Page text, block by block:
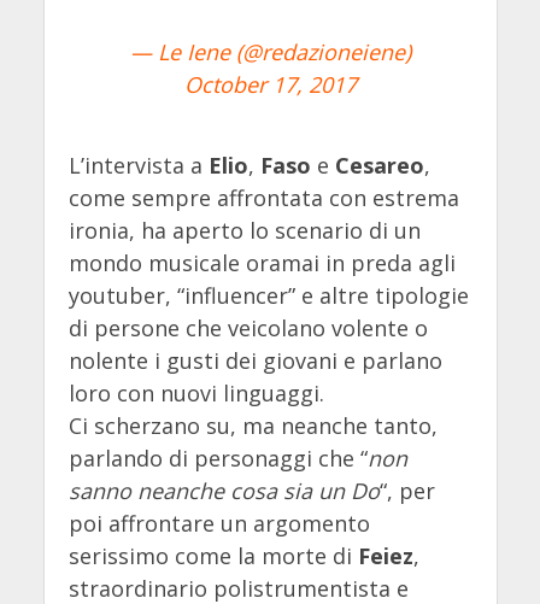
— Le Iene (@redazioneiene)
October 17, 2017
L’intervista a Elio, Faso e Cesareo,
come sempre affrontata con estrema
ironia, ha aperto lo scenario di un
mondo musicale oramai in preda agli
youtuber, “influencer” e altre tipologie
di persone che veicolano volente o
nolente i gusti dei giovani e parlano
loro con nuovi linguaggi.
Ci scherzano su, ma neanche tanto,
parlando di personaggi che “non
sanno neanche cosa sia un Do“, per
poi affrontare un argomento
serissimo come la morte di Feiez,
straordinario polistrumentista e